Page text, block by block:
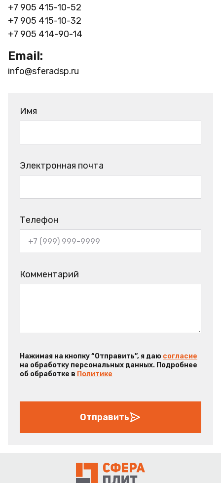
+7 905 415-10-52
+7 905 415-10-32
+7 905 414-90-14
Email:
info@sferadsp.ru
Имя
Электронная почта
Телефон
Комментарий
Нажимая на кнопку “Отправить”, я даю согласие
на обработку персональных данных. Подробнее
об обработке в Политике
Отправить